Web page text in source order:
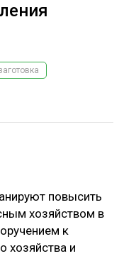
повысить
хозяйством в
к
хозяйства и